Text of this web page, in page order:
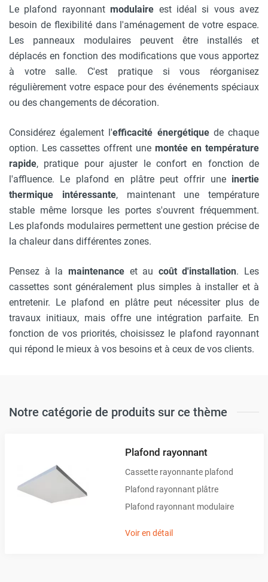
Le plafond rayonnantmodulaire est idéal si vous avez
besoin de flexibilité dans l'aménagement de votre espace.
Les panneaux modulaires peuvent être installés et
déplacés en fonction des modifications que vous apportez
à votre salle. C'est pratique si vous réorganisez
régulièrement votre espace pour des événements spéciaux
ou des changements de décoration.
Considérez également l'efficacité énergétiquede chaque
option. Les cassettes offrent une montée en température
rapide, pratique pour ajuster le confort en fonction de
l'affluence. Le plafond en plâtre peut offrir une inertie
thermique intéressante, maintenant une température
stable même lorsque les portes s'ouvrent fréquemment.
Les plafonds modulaires permettent une gestion précise de
la chaleur dans différentes zones.
Pensez à la maintenanceet au coût d'installation. Les
cassettes sont généralement plus simples à installer et à
entretenir. Le plafond en plâtre peut nécessiter plus de
travaux initiaux, mais offre une intégration parfaite. En
fonction de vos priorités, choisissez le plafond rayonnant
qui répond le mieux à vos besoins et à ceux de vos clients.
Notre catégorie de produits sur ce thème
Plafond rayonnant
Cassette rayonnante plafond
Plafond rayonnant plâtre
Plafond rayonnant modulaire
Voir en détail